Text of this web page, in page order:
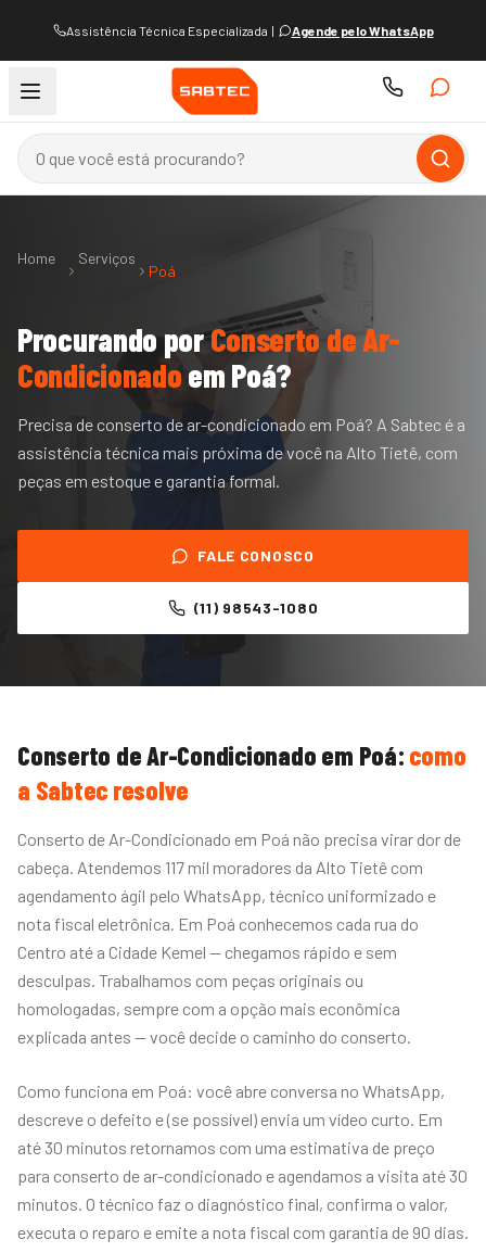
Assistência Técnica Especializada | Agende pelo WhatsApp
Home Serviços
Poá
Procurando porConserto de Ar-
CondicionadoemPoá?
Precisa de conserto de ar-condicionado em Poá? A Sabtec é a
assistência técnica mais próxima de você na Alto Tietê, com
peças em estoque e garantia formal.
FALE CONOSCO
(11) 98543-1080
Conserto de Ar-Condicionado em Poá: como
a Sabtec resolve
Conserto de Ar-Condicionado em Poá não precisa virar dor de
cabeça. Atendemos 117 mil moradores da Alto Tietê com
agendamento ágil pelo WhatsApp, técnico uniformizado e
nota fiscal eletrônica. Em Poá conhecemos cada rua do
Centro até a Cidade Kemel — chegamos rápido e sem
desculpas. Trabalhamos com peças originais ou
homologadas, sempre com a opção mais econômica
explicada antes — você decide o caminho do conserto.
Como funciona em Poá: você abre conversa no WhatsApp,
descreve o defeito e (se possível) envia um vídeo curto. Em
até 30 minutos retornamos com uma estimativa de preço
para conserto de ar-condicionado e agendamos a visita até 30
minutos. O técnico faz o diagnóstico final, confirma o valor,
executa o reparo e emite a nota fiscal com garantia de 90 dias.